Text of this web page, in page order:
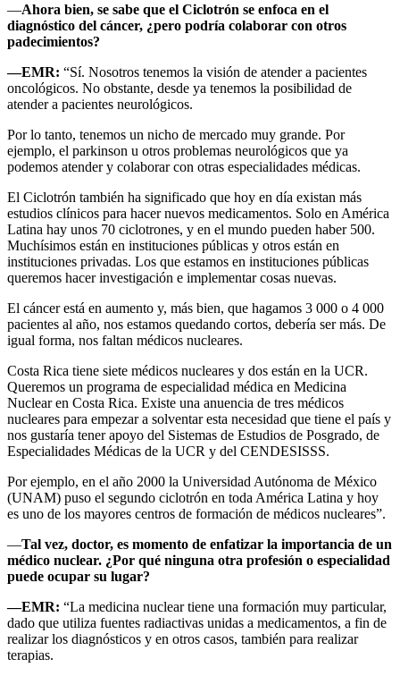
—Ahora bien, se sabe que el Ciclotrón se enfoca en el
diagnóstico del cáncer, ¿pero podría colaborar con otros
padecimientos?
—EMR: “Sí. Nosotros tenemos la visión de atender a pacientes
oncológicos. No obstante, desde ya tenemos la posibilidad de
atender a pacientes neurológicos.
Por lo tanto, tenemos un nicho de mercado muy grande. Por
ejemplo, el parkinson u otros problemas neurológicos que ya
podemos atender y colaborar con otras especialidades médicas.
El Ciclotrón también ha significado que hoy en día existan más
estudios clínicos para hacer nuevos medicamentos. Solo en América
Latina hay unos 70 ciclotrones, y en el mundo pueden haber 500.
Muchísimos están en instituciones públicas y otros están en
instituciones privadas. Los que estamos en instituciones públicas
queremos hacer investigación e implementar cosas nuevas.
El cáncer está en aumento y, más bien, que hagamos 3 000 o 4 000
pacientes al año, nos estamos quedando cortos, debería ser más. De
igual forma, nos faltan médicos nucleares.
Costa Rica tiene siete médicos nucleares y dos están en la UCR.
Queremos un programa de especialidad médica en Medicina
Nuclear en Costa Rica. Existe una anuencia de tres médicos
nucleares para empezar a solventar esta necesidad que tiene el país y
nos gustaría tener apoyo del Sistemas de Estudios de Posgrado, de
Especialidades Médicas de la UCR y del CENDESISSS.
Por ejemplo, en el año 2000 la Universidad Autónoma de México
(UNAM) puso el segundo ciclotrón en toda América Latina y hoy
es uno de los mayores centros de formación de médicos nucleares”.
—Tal vez, doctor, es momento de enfatizar la importancia de un
médico nuclear. ¿Por qué ninguna otra profesión o especialidad
puede ocupar su lugar?
—EMR: “La medicina nuclear tiene una formación muy particular,
dado que utiliza fuentes radiactivas unidas a medicamentos, a fin de
realizar los diagnósticos y en otros casos, también para realizar
terapias.